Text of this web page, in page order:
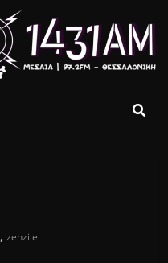
,zenzile